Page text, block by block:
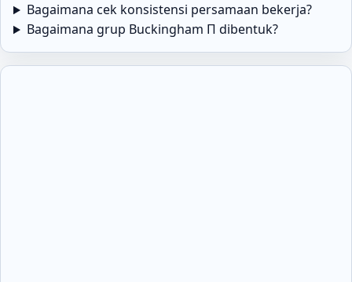
Bagaimana cek konsistensi persamaan bekerja?
Bagaimana grup Buckingham Π dibentuk?